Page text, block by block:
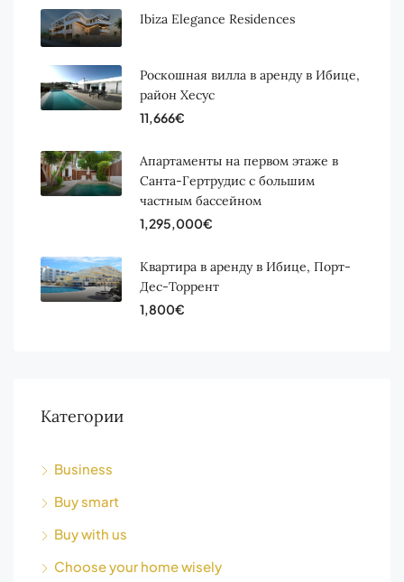
Ibiza Elegance Residences
Роскошная вилла в аренду в Ибице,
район Хесус
11,666€
Апартаменты на первом этаже в
Санта-Гертрудис с большим
частным бассейном
1,295,000€
Квартира в аренду в Ибице, Порт-
Дес-Торрент
1,800€
Категории
Business
Buy smart
Buy with us
Choose your home wisely